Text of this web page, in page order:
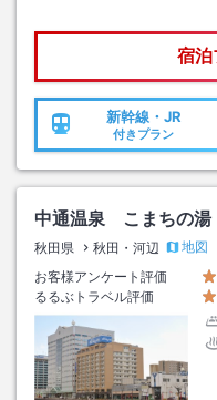
宿泊
新幹線・JR
付きプラン
中通温泉 こまちの
秋田県 秋田・河辺
地図
お客様アンケート評価
るるぶトラベル評価